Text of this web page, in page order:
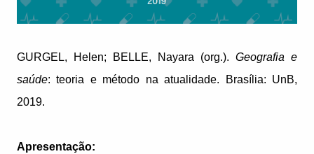
GURGEL, Helen; BELLE, Nayara (org.). Geografia e
saúde: teoria e método na atualidade. Brasília: UnB,
2019.
Apresentação: